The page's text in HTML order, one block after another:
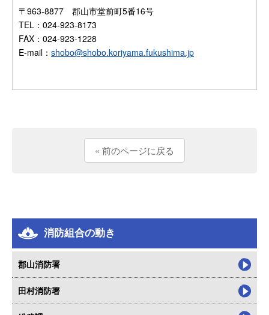
〒963-8877 郡山市堂前町5番16号
TEL：024-923-8173
FAX：024-923-1228
E-mail： shobo@shobo.koriyama.fukushima.jp
« 前のページに戻る
消防組合の動き
郡山消防署
田村消防署